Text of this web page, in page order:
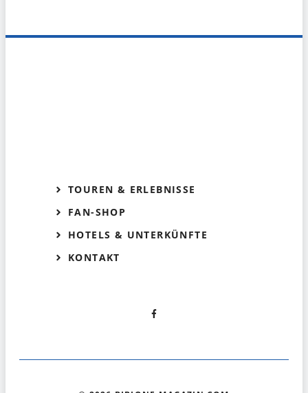
TOUREN & ERLEBNISSE
FAN-SHOP
HOTELS & UNTERKÜNFTE
KONTAKT